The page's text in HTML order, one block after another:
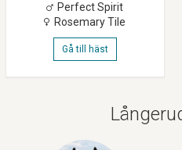
Perfect Spirit
Rosemary Tile
Gå till häst